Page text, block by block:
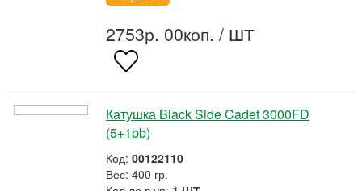
2753р. 00коп. / ШТ
Катушка Black Side Cadet 3000FD
(5+1bb)
Код: 00122110
Вес: 400 гр.